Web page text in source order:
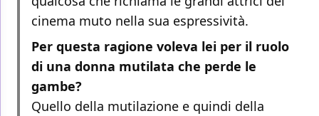
cinema muto nella sua espressività.
Per questa ragione voleva lei per il ruolo
di una donna mutilata che perde le
gambe?
Quello della mutilazione e quindi della